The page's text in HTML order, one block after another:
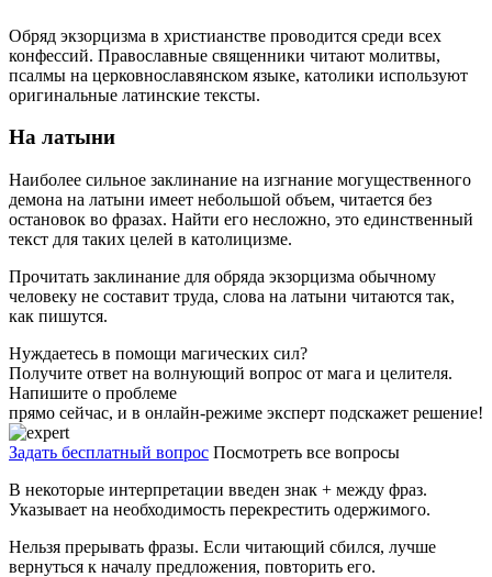
Обряд экзорцизма в христианстве проводится среди всех
конфессий. Православные священники читают молитвы,
псалмы на церковнославянском языке, католики используют
оригинальные латинские тексты.
На латыни
Наиболее сильное заклинание на изгнание могущественного
демона на латыни имеет небольшой объем, читается без
остановок во фразах. Найти его несложно, это единственный
текст для таких целей в католицизме.
Прочитать заклинание для обряда экзорцизма обычному
человеку не составит труда, слова на латыни читаются так,
как пишутся.
Нуждаетесь в помощи магических сил?
Получите ответ на волнующий вопрос от мага и целителя.
Напишите о проблеме
прямо сейчас, и в онлайн-режиме эксперт подскажет решение!
Задать бесплатный вопрос Посмотреть все вопросы
В некоторые интерпретации введен знак + между фраз.
Указывает на необходимость перекрестить одержимого.
Нельзя прерывать фразы. Если читающий сбился, лучше
вернуться к началу предложения, повторить его.